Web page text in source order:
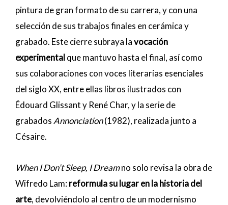
pintura de gran formato de su carrera, y con una
selección de sus trabajos finales en cerámica y
grabado. Este cierre subraya lavocación
experimental que mantuvo hasta el final, así como
sus colaboraciones con voces literarias esenciales
del siglo XX, entre ellas libros ilustrados con
Édouard Glissant y René Char, y la serie de
grabados Annonciation(1982), realizada junto a
Césaire.
When I Don’t Sleep, I Dreamno solo revisa la obra de
Wifredo Lam:reformula su lugar en la historia del
arte, devolviéndolo al centro de un modernismo